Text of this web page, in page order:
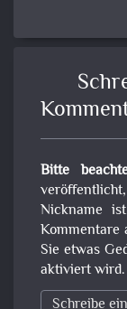
Bitte
Nickname
Kommentare
Sie etwas
aktiviert wird.